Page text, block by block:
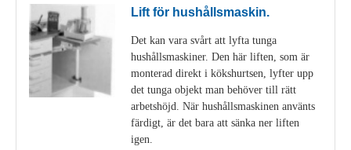
Lift för hushållsmaskin.
Det kan vara svårt att lyfta tunga
hushållsmaskiner. Den här liften, som är
monterad direkt i kökshurtsen, lyfter upp
det tunga objekt man behöver till rätt
arbetshöjd. När hushållsmaskinen använts
färdigt, är det bara att sänka ner liften
igen.